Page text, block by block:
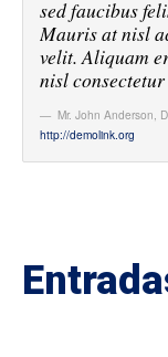
sed faucibus
Mauris at nisl
velit. Aliquam
nisl
Mr. John Anderson,
http://demolink.org